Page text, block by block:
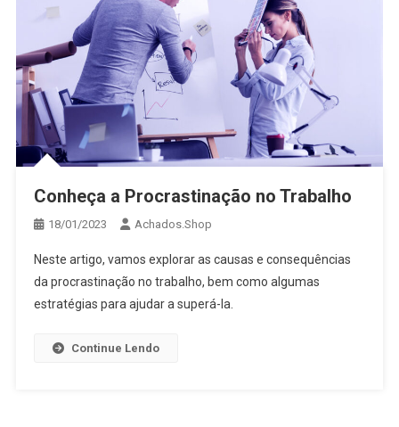
Conheça a Procrastinação no Trabalho
18/01/2023 Achados.Shop
Neste artigo, vamos explorar as causas e consequências
da procrastinação no trabalho, bem como algumas
estratégias para ajudar a superá-la.
Continue Lendo